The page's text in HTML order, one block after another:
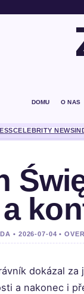
DOMU O NAS
CELEBRITY NEWS
• 2026-07-04 •
dokázal
a nakonec i